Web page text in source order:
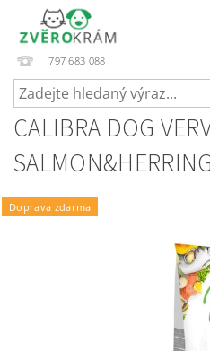
797 683 088
CALIBRA DOG
Doprava zdarma